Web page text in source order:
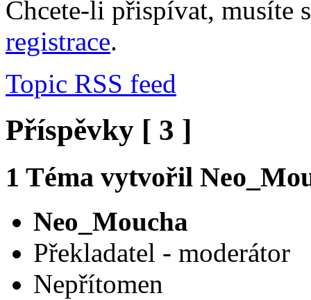
Chcete-li přispívat, musíte
registrace.
Topic RSS feed
Příspěvky [ 3 ]
1 Téma vytvořil
Neo_Moucha
Překladatel - moderátor
Nepřítomen